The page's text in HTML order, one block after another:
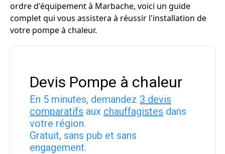
ordre d'équipement à Marbache, voici un guide
complet qui vous assistera à réussir l'installation de
votre pompe à chaleur.
Devis Pompe à chaleur
En 5 minutes, demandez 3 devis
comparatifs aux chauffagistes dans
votre région.
Gratuit, sans pub et sans
engagement.